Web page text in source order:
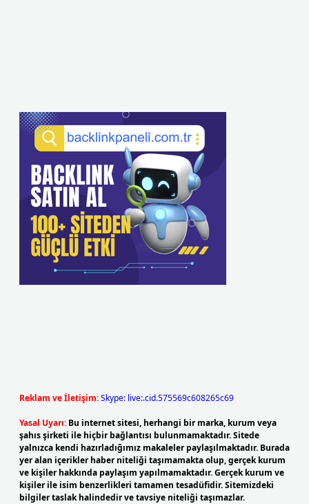
Reklam ve İletişim:Skype: live:.cid.575569c608265c69
Yasal Uyarı: Bu internet sitesi, herhangi bir marka, kurum veya
şahıs şirketi ile hiçbir bağlantısı bulunmamaktadır. Sitede
yalnızca kendi hazırladığımız makaleler paylaşılmaktadır. Burada
yer alan içerikler haber niteliği taşımamakta olup, gerçek kurum
ve kişiler hakkında paylaşım yapılmamaktadır. Gerçek kurum ve
kişiler ile isim benzerlikleri tamamen tesadüfidir. Sitemizdeki
bilgiler taslak halindedir ve tavsiye niteliği taşımazlar.